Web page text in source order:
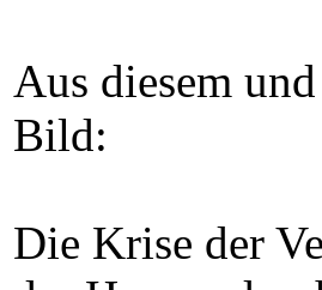
Aus diesem
Bild:
Die Krise der